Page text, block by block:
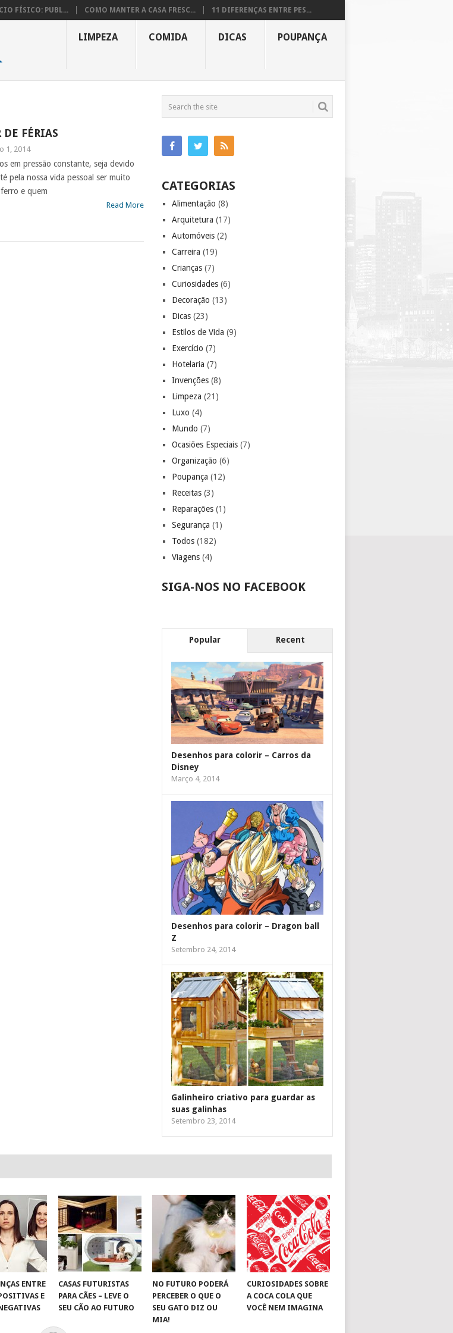
FÍSICO: PUBL... COMO MANTER A CASA FRESC... 11 DIFERENÇAS ENTRE PES...
LIMPEZA COMIDA DICAS POUPANÇA
DE FÉRIAS
1, 2014
em pressão constante, seja devido
pela nossa vida pessoal ser muito
e quem
Read More
CATEGORIAS
Alimentação (8)
Arquitetura (17)
Automóveis (2)
Carreira (19)
Crianças (7)
Curiosidades (6)
Decoração (13)
Dicas (23)
Estilos de Vida (9)
Exercício (7)
Hotelaria (7)
Invenções (8)
Limpeza (21)
Luxo (4)
Mundo (7)
Ocasiões Especiais (7)
Organização (6)
Poupança (12)
Receitas (3)
Reparações (1)
Segurança (1)
Todos (182)
Viagens (4)
SIGA-NOS NO FACEBOOK
Popular Recent
Desenhos para colorir – Carros da
Disney
Março 4, 2014
Desenhos para colorir – Dragon ball
Z
Setembro 24, 2014
Galinheiro criativo para guardar as
suas galinhas
Setembro 23, 2014
ENTRE
E
CASAS FUTURISTAS
PARA CÃES – LEVE O
SEU CÃO AO FUTURO
NO FUTURO PODERÁ
PERCEBER O QUE O
SEU GATO DIZ OU
MIA!
CURIOSIDADES SOBRE
A COCA COLA QUE
VOCÊ NEM IMAGINA